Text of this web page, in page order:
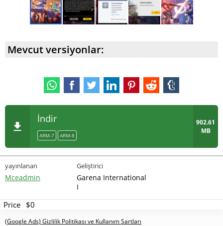
Mevcut versiyonlar:
İndir
ARM-7 ARM-8
902.61
MB
yayınlanan
Mceadmin
Geliştirici
Garena International
I
Price $0
(Google Ads) Gizlilik Politikası ve Kullanım Şartları